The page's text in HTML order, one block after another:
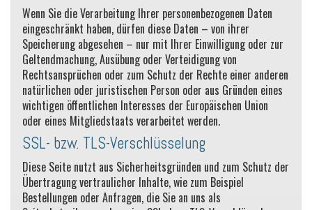
Wenn Sie die Verarbeitung Ihrer personenbezogenen Daten
eingeschränkt haben, dürfen diese Daten – von ihrer
Speicherung abgesehen – nur mit Ihrer Einwilligung oder zur
Geltendmachung, Ausübung oder Verteidigung von
Rechtsansprüchen oder zum Schutz der Rechte einer anderen
natürlichen oder juristischen Person oder aus Gründen eines
wichtigen öffentlichen Interesses der Europäischen Union
oder eines Mitgliedstaats verarbeitet werden.
SSL- bzw. TLS-Verschlüsselung
Diese Seite nutzt aus Sicherheitsgründen und zum Schutz der
Übertragung vertraulicher Inhalte, wie zum Beispiel
Bestellungen oder Anfragen, die Sie an uns als